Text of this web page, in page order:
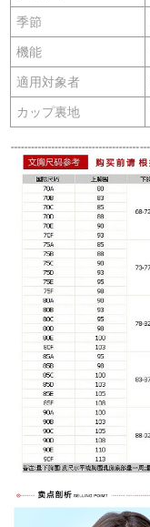
季節
機能
適用対象者
カップ裏地